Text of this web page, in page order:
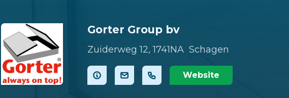
Gorter Group bv
Zuiderweg 12, 1741NA Schagen
Website